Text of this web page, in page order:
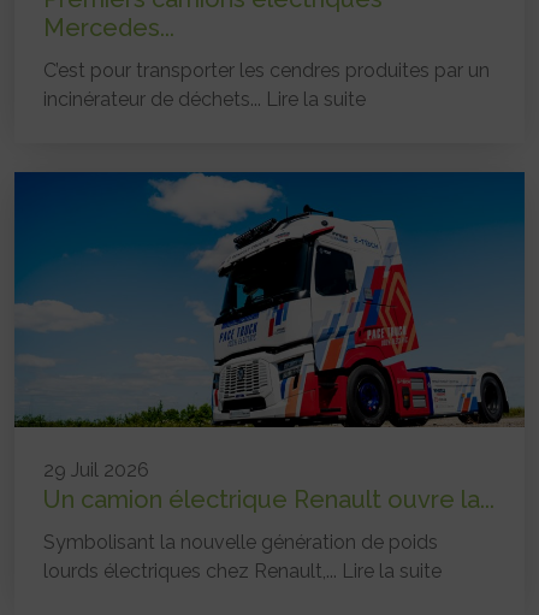
Mercedes...
C’est pour transporter les cendres produites par un
incinérateur de déchets... Lire la suite
29 Juil 2026
Un camion électrique Renault ouvre la...
Symbolisant la nouvelle génération de poids
lourds électriques chez Renault,... Lire la suite